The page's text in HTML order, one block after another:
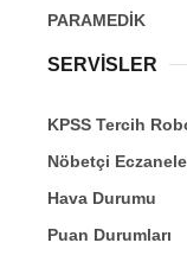
PARAMEDİK
SERVİSLER
KPSS Tercih
Nöbetçi
Hava Durumu
Puan Durumları